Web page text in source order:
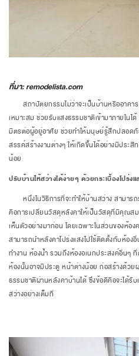
ที่มา: remodelista.com
สถาปัตยกรรมไม่ว่าจะเป็นบ้านหรืออาคา
เหมาะสม ช่วยรับแสงธรรมชาติเข้ามาภายใน
มิตรต่อผู้อยู่อาศัย ช่วยทำให้มนุษย์รู้สึกปลอด
สรรค์สร้างงานต่างๆ ให้เกิดขึ้นได้อย่างมีประ
น้อย
ปรับบ้านให้สว่างได้ง่ายๆ ด้วยกระเบื้องโปร่งแ
หนึ่งในวิธีการที่จะทำให้บ้านสว่าง สามารถ
คือการเปลี่ยนวัสดุหลังคาให้เป็นวัสดุที่มีคุณสม
เห็นตัวอย่างมาก่อน โดยเฉพาะในส่วนของห้อ
สามารถนำหลังคาโปร่งแสงไปใช้ติดตั้งกับห้อง
ทำงาน ห้องน้ำ รวมถึงห้องอเนกประสงค์อื่นๆ
ห้องนั้นอาจมีประตู หน้าต่างน้อย ก่อสร้างด้ว
ธรรมชาติผ่านหลังคาบ้านได้ ซึ่งข้อดีคือจะได้รั
สว่างอย่างเต็มที่